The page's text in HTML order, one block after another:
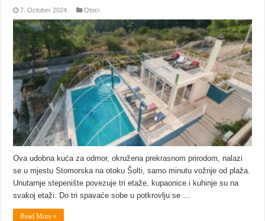
7. October 2024. Otoci
Ova udobna kuća za odmor, okružena prekrasnom prirodom, nalazi
se u mjestu Stomorska na otoku Šolti, samo minutu vožnje od plaža.
Unutarnje stepenište povezuje tri etaže, kupaonice i kuhinje su na
svakoj etaži. Do tri spavaće sobe u potkrovlju se …
Read More »